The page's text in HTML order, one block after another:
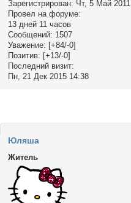
Зарегистрирован: Чт, 5 Май 2011
Провел на форуме:
13 дней 11 часов
Сообщений: 1507
Уважение: [+84/-0]
Позитив: [+13/-0]
Последний визит:
Пн, 21 Дек 2015 14:38
Юляша
Житель